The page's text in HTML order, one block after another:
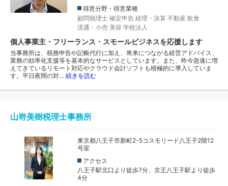
得意分野・得意業種
顧問税理士 確定申告 経理・決算 不動産 飲食
流通・小売 美容 学校法人
個人事業主・フリーランス・スモールビジネスを応援します
当事務所は、税務申告や記帳代行に加え、将来につながる経営アドバイス、
業務の効率化支援等を基本的なサービスとしています。また、昨今急速に増
えてきているリモート対応やクラウド会計ソフトも積極的に導入していま
す。平日夜間の対… 続きを読む
山嵜美樹税理士事務所
東京都八王子市新町2-5コスモリード八王子2階12
号室
アクセス
八王子駅北口より徒歩7分、京王八王子駅より徒歩
4分